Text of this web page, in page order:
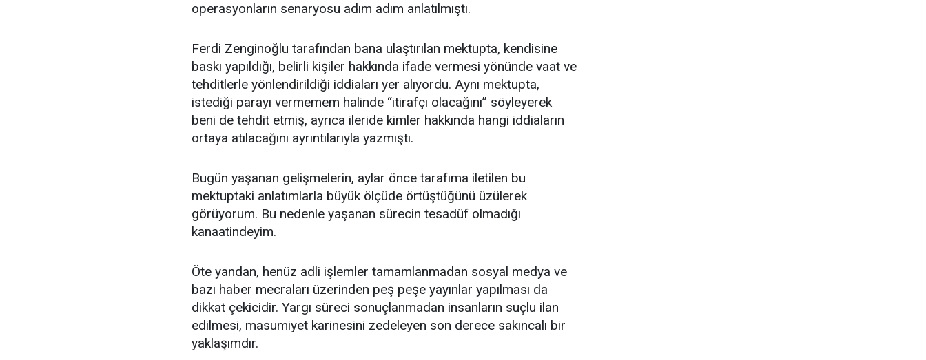
operasyonların senaryosu adım adım anlatılmıştı.
Ferdi Zenginoğlu tarafından bana ulaştırılan mektupta, kendisine
baskı yapıldığı, belirli kişiler hakkında ifade vermesi yönünde vaat ve
tehditlerle yönlendirildiği iddiaları yer alıyordu. Aynı mektupta,
istediği parayı vermemem halinde “itirafçı olacağını” söyleyerek
beni de tehdit etmiş, ayrıca ileride kimler hakkında hangi iddiaların
ortaya atılacağını ayrıntılarıyla yazmıştı.
Bugün yaşanan gelişmelerin, aylar önce tarafıma iletilen bu
mektuptaki anlatımlarla büyük ölçüde örtüştüğünü üzülerek
görüyorum. Bu nedenle yaşanan sürecin tesadüf olmadığı
kanaatindeyim.
Öte yandan, henüz adli işlemler tamamlanmadan sosyal medya ve
bazı haber mecraları üzerinden peş peşe yayınlar yapılması da
dikkat çekicidir. Yargı süreci sonuçlanmadan insanların suçlu ilan
edilmesi, masumiyet karinesini zedeleyen son derece sakıncalı bir
yaklaşımdır.